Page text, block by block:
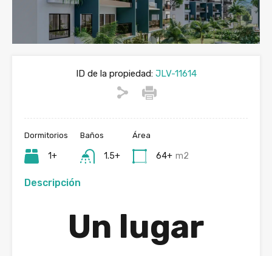
ID de la propiedad:JLV-11614
Dormitorios
1+
Baños
1.5+
Área
64+ m2
Descripción
Un lugar